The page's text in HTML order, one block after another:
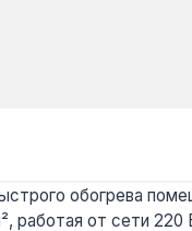
обогрева
работая от сети 220